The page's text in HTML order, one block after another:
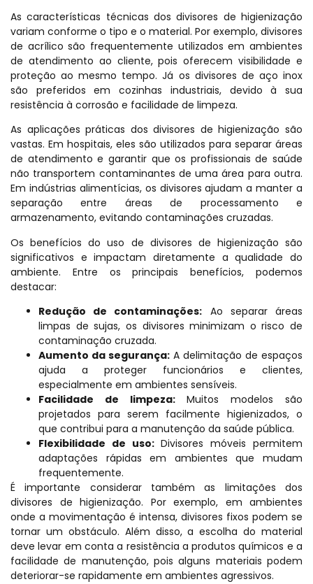
As características técnicas dos divisores de higienização
variam conforme o tipo e o material. Por exemplo, divisores
de acrílico são frequentemente utilizados em ambientes
de atendimento ao cliente, pois oferecem visibilidade e
proteção ao mesmo tempo. Já os divisores de aço inox
são preferidos em cozinhas industriais, devido à sua
resistência à corrosão e facilidade de limpeza.
As aplicações práticas dos divisores de higienização são
vastas. Em hospitais, eles são utilizados para separar áreas
de atendimento e garantir que os profissionais de saúde
não transportem contaminantes de uma área para outra.
Em indústrias alimentícias, os divisores ajudam a manter a
separação entre áreas de processamento e
armazenamento, evitando contaminações cruzadas.
Os benefícios do uso de divisores de higienização são
significativos e impactam diretamente a qualidade do
ambiente. Entre os principais benefícios, podemos
destacar:
Redução de contaminações: Ao separar áreas
limpas de sujas, os divisores minimizam o risco de
contaminação cruzada.
Aumento da segurança: A delimitação de espaços
ajuda a proteger funcionários e clientes,
especialmente em ambientes sensíveis.
Facilidade de limpeza:Muitos modelos são
projetados para serem facilmente higienizados, o
que contribui para a manutenção da saúde pública.
Flexibilidade de uso:Divisores móveis permitem
adaptações rápidas em ambientes que mudam
frequentemente.
É importante considerar também as limitações dos
divisores de higienização. Por exemplo, em ambientes
onde a movimentação é intensa, divisores fixos podem se
tornar um obstáculo. Além disso, a escolha do material
deve levar em conta a resistência a produtos químicos e a
facilidade de manutenção, pois alguns materiais podem
deteriorar-se rapidamente em ambientes agressivos.